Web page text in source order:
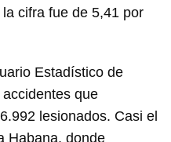
cifra fue de 5,41 por
Estadístico de
que
lesionados. Casi el
Habana, donde